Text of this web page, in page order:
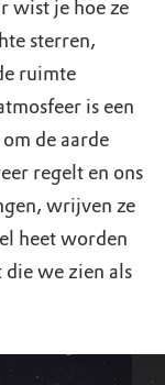
wist je hoe ze
sterren,
ruimte
is een
de aarde
regelt en ons
wrijven ze
heet worden
die we zien als